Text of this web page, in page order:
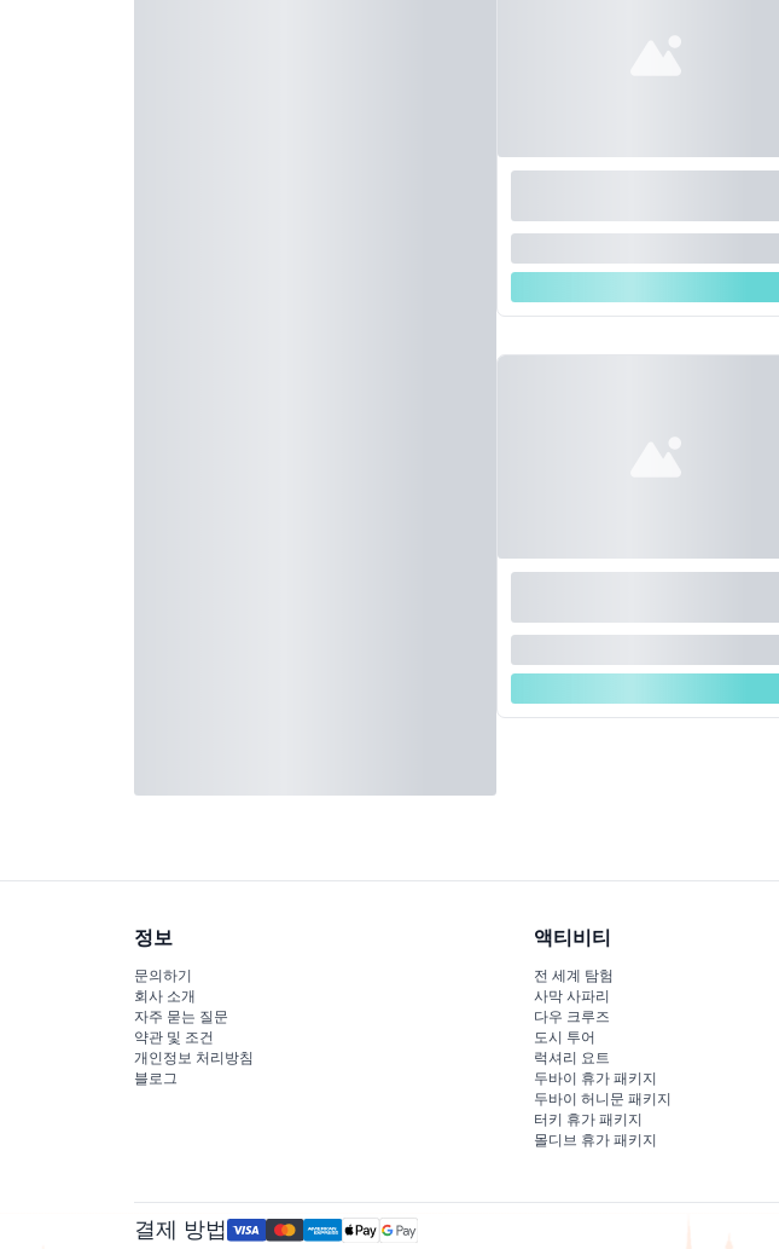
정보
문의하기
회사 소개
자주 묻는 질문
약관 및 조건
개인정보 처리방침
블로그
액티비티
전 세계 탐험
사막 사파리
다우 크루즈
도시 투어
럭셔리 요트
두바이 휴가 패키지
두바이 허니문 패키지
터키 휴가 패키지
몰디브 휴가 패키지
결제 방법